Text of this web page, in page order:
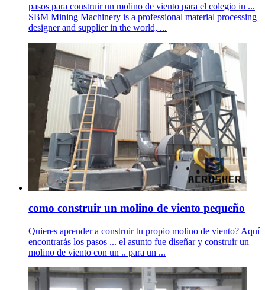
pasos para construir un molino de viento para el colegio in ...
SBM Mining Machinery is a professional material processing
designer and supplier in the world, ...
como construir un molino de viento pequeño
Quieres aprender a construir tu propio molino de viento? Aquí
encontrarás los pasos ... el asunto fue diseñar y construir un
molino de viento con un .. para un ...